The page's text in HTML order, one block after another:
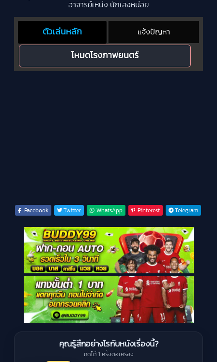
อาจารย์เหน่ง นักเลงหน่อย
ตัวเล่นหลัก แจ้งปัญหา
โหมดโรงภาพยนตร์
Facebook Twitter WhatsApp Pinterest Telegram
คุณรู้สึกอย่างไรกับหนังเรื่องนี้?
กดได้ 1 ครั้งต่อเครื่อง